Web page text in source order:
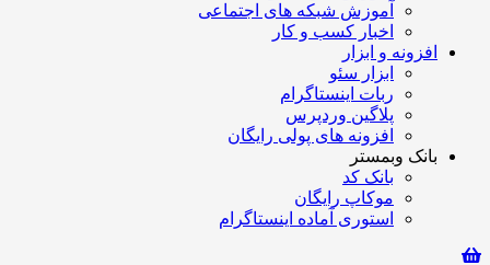
آموزش شبکه های اجتماعی
اخبار کسب و کار
افزونه و ابزار
ابزار سئو
ربات اینستاگرام
پلاگین وردپرس
افزونه های پولی رایگان
بانک وبمستر
بانک کد
موکاپ رایگان
استوری آماده اینستاگرام